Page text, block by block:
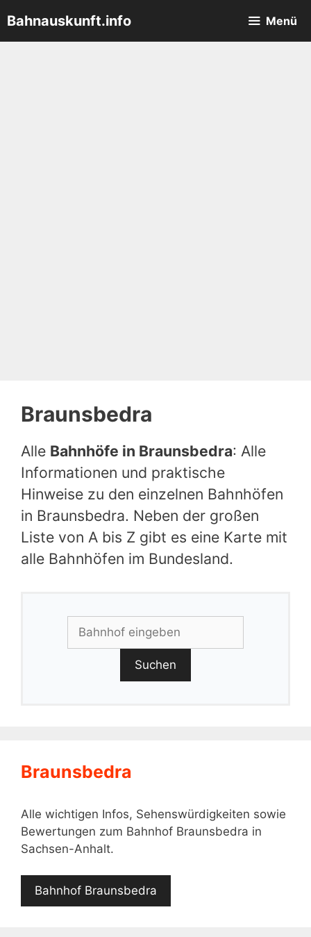
Inhalt
springen
Bahnauskunft.info Menü
Braunsbedra
Alle Bahnhöfe in Braunsbedra: Alle
Informationen und praktische
Hinweise zu den einzelnen Bahnhöfen
in Braunsbedra. Neben der großen
Liste von A bis Z gibt es eine Karte mit
alle Bahnhöfen im Bundesland.
Suchen
Braunsbedra
Alle wichtigen Infos, Sehenswürdigkeiten sowie
Bewertungen zum Bahnhof Braunsbedra in
Sachsen-Anhalt.
Bahnhof Braunsbedra